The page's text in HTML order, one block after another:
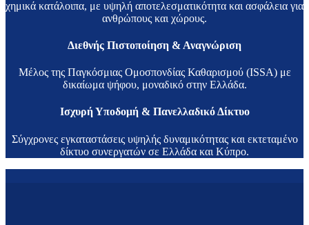
χημικά κατάλοιπα, με υψηλή αποτελεσματικότητα και ασφάλεια για
ανθρώπους και χώρους.
Διεθνής Πιστοποίηση & Αναγνώριση
Μέλος της Παγκόσμιας Ομοσπονδίας Καθαρισμού (ISSA) με
δικαίωμα ψήφου, μοναδικό στην Ελλάδα.
Ισχυρή Υποδομή & Πανελλαδικό Δίκτυο
Σύγχρονες εγκαταστάσεις υψηλής δυναμικότητας και εκτεταμένο
δίκτυο συνεργατών σε Ελλάδα και Κύπρο.